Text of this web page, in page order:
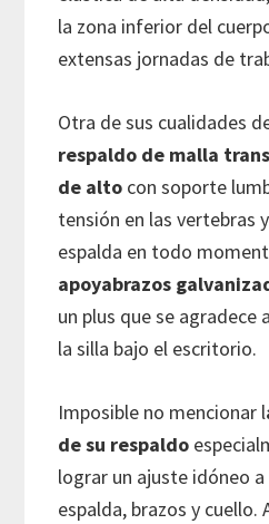
la zona inferior del
extensas jornadas de
Otra de sus cualidades
respaldo de malla
de alto con soporte
tensión en las vertebras
espalda en todo
apoyabrazos
un plus que se agradece
la silla bajo el escritorio.
Imposible no mencionar l
de su respaldo
lograr un ajuste idóneo
espalda, brazos y cuello.